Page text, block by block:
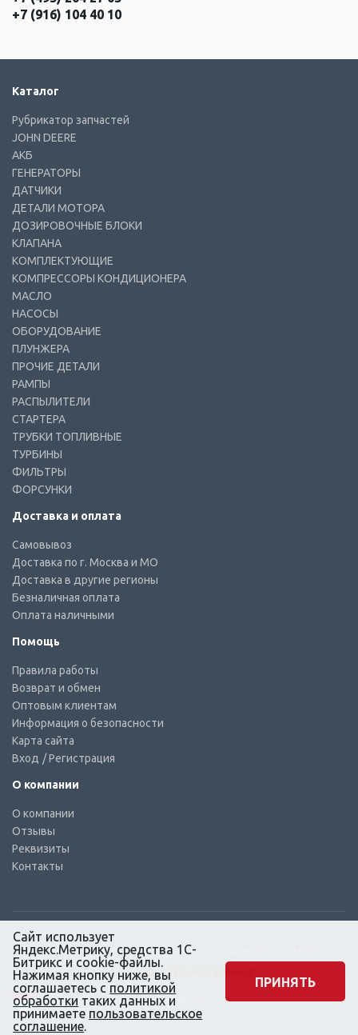
+7 (916) 104 40 10
Каталог
Рубрикатор запчастей
JOHN DEERE
АКБ
ГЕНЕРАТОРЫ
ДАТЧИКИ
ДЕТАЛИ МОТОРА
ДОЗИРОВОЧНЫЕ БЛОКИ
КЛАПАНА
КОМПЛЕКТУЮЩИЕ
КОМПРЕССОРЫ КОНДИЦИОНЕРА
МАСЛО
НАСОСЫ
ОБОРУДОВАНИЕ
ПЛУНЖЕРА
ПРОЧИЕ ДЕТАЛИ
РАМПЫ
РАСПЫЛИТЕЛИ
СТАРТЕРА
ТРУБКИ ТОПЛИВНЫЕ
ТУРБИНЫ
ФИЛЬТРЫ
ФОРСУНКИ
Доставка и оплата
Самовывоз
Доставка по г. Москва и МО
Доставка в другие регионы
Безналичная оплата
Оплата наличными
Помощь
Правила работы
Возврат и обмен
Оптовым клиентам
Информация о безопасности
Карта сайта
Вход / Регистрация
О компании
О компании
Отзывы
Реквизиты
Контакты
© КТС-Дизель – Комплектующие к топливным системам
Все права защищены, 2003 – 2025
Согласие на обработку персональных данных
Сайт создан в маркетинговом
агентстве KLUEV.BZ
Сайт использует
Яндекс.Метрику, средства 1С-
Битрикс и cookie-файлы.
Нажимая кнопку ниже, вы
соглашаетесь с политикой
обработки таких данных и
принимаете пользовательское
соглашение.
ПРИНЯТЬ